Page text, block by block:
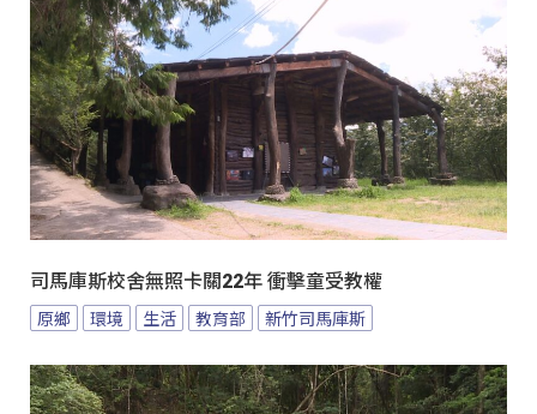
司馬庫斯校舍無照卡關22年 衝擊童受教權
原鄉 環境 生活 教育部 新竹司馬庫斯